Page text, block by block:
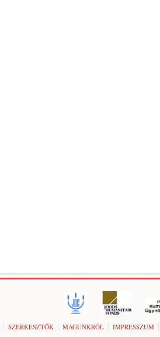
SZERKESZTŐK MAGUNKRÓL IMPRESSZUM